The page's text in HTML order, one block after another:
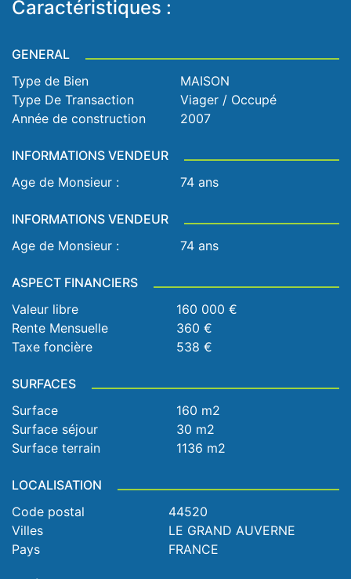
Caractéristiques :
GENERAL
Type de Bien
MAISON
Type De Transaction
Viager / Occupé
Année de construction
2007
INFORMATIONS VENDEUR
Age de Monsieur :
74 ans
INFORMATIONS VENDEUR
Age de Monsieur :
74 ans
ASPECT FINANCIERS
Valeur libre
160 000 €
Rente Mensuelle
360 €
Taxe foncière
538 €
SURFACES
Surface
160 m2
Surface séjour
30 m2
Surface terrain
1136 m2
LOCALISATION
Code postal
44520
Villes
LE GRAND AUVERNE
Pays
FRANCE